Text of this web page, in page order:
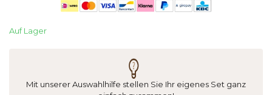
Auf Lager
Mit unserer Auswahlhilfe stellen Sie Ihr eigenes Set ganz